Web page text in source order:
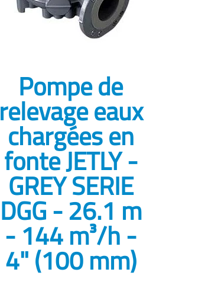
Pompe de
relevage eaux
chargées en
fonte JETLY -
GREY SERIE
DGG - 26.1 m
- 144 m³/h -
4" (100 mm)